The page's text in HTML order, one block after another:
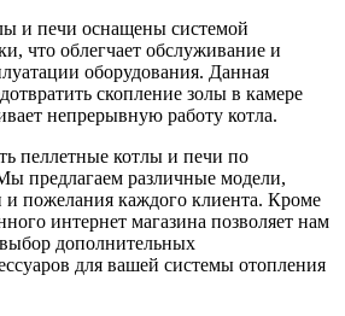
и печи оснащены системой
что облегчает обслуживание и
оборудования. Данная
скопление золы в камере
непрерывную работу котла.
пеллетные котлы и печи по
предлагаем различные модели,
и пожелания каждого клиента. Кроме
интернет магазина позволяет нам
дополнительных
для вашей системы отопления